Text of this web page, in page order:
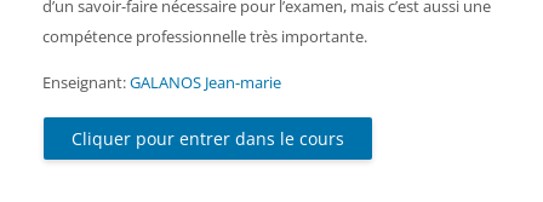
d’un savoir-faire nécessaire pour l’examen, mais c’est aussi une
compétence professionnelle très importante.
Enseignant:GALANOS Jean-marie
Cliquer pour entrer dans le cours